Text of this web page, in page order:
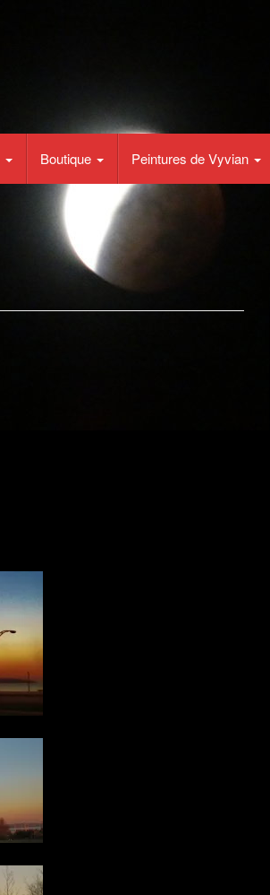
Boutique Peintures de Vyvian